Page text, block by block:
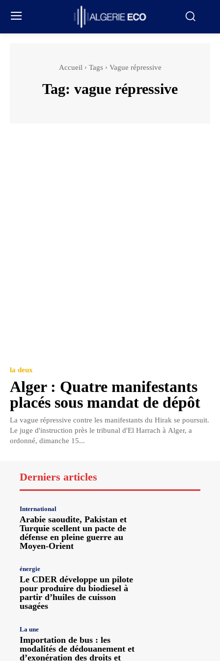
Accueil Tags Vague répressive
Tag: vague répressive
la deux
Alger : Quatre manifestants
placés sous mandat de dépôt
La vague répressive contre les manifestants du Hirak se poursuit.
Le juge d'instruction près le tribunal d'El Harrach à Alger, a
ordonné, dimanche 15...
Derniers articles
International
Arabie saoudite, Pakistan et
Turquie scellent un pacte de
défense en pleine guerre au
Moyen-Orient
énergie
Le CDER développe un pilote
pour produire du biodiesel à
partir d’huiles de cuisson
usagées
La une
Importation de bus : les
modalités de dédouanement et
d’exonération des droits et